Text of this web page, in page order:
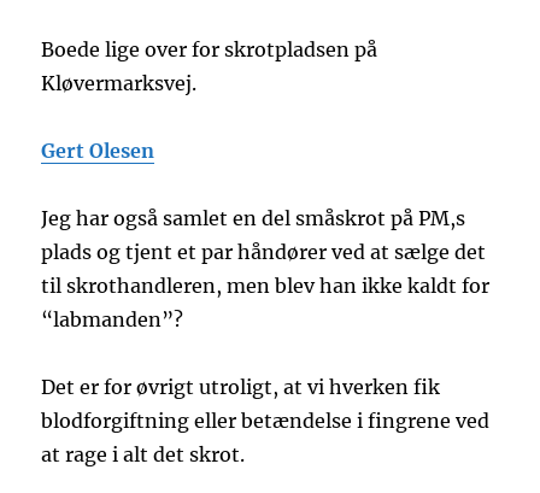
Boede lige over for skrotpladsen på
Kløvermarksvej.
Gert Olesen
Jeg har også samlet en del småskrot på PM,s
plads og tjent et par håndører ved at sælge det
til skrothandleren, men blev han ikke kaldt for
“labmanden”?
Det er for øvrigt utroligt, at vi hverken fik
blodforgiftning eller betændelse i fingrene ved
at rage i alt det skrot.